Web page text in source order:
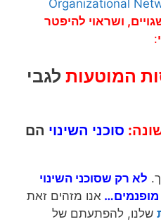
(Organizational
ושראוי להיפטר
:
המוטעות לגבי
סוכני השינוי הם
לא רק שסוכני השינוי
אנו מזהים זאת
שלנו, להפתעתם של